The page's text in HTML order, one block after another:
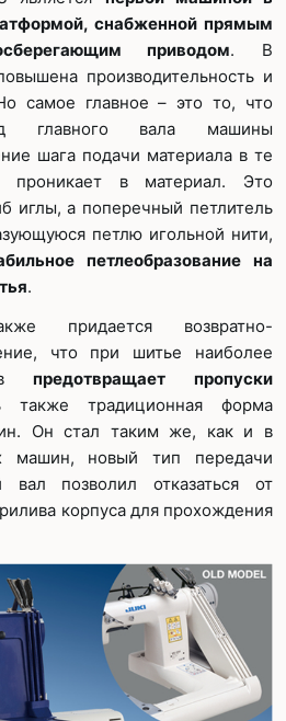
снабженной прямым
приводом. В
производительность и
самое главное – это то, что
главного вала машины
шага подачи материала в те
проникает в материал. Это
иглы, а поперечный петлитель
петлю игольной нити,
петлеобразование на
.
придается возвратно-
что при шитье наиболее
предотвращает пропуски
также традиционная форма
Он стал таким же, как и в
машин, новый тип передачи
позволил отказаться от
корпуса для прохождения